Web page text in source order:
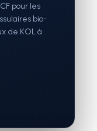
pour les
bio-
de KOL à